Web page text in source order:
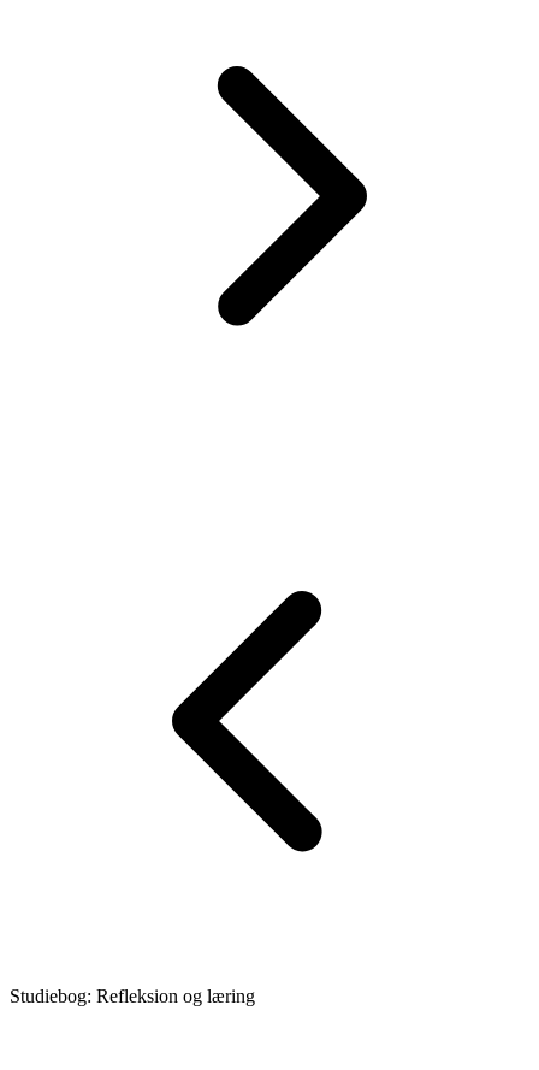
Studiebog: Refleksion og læring